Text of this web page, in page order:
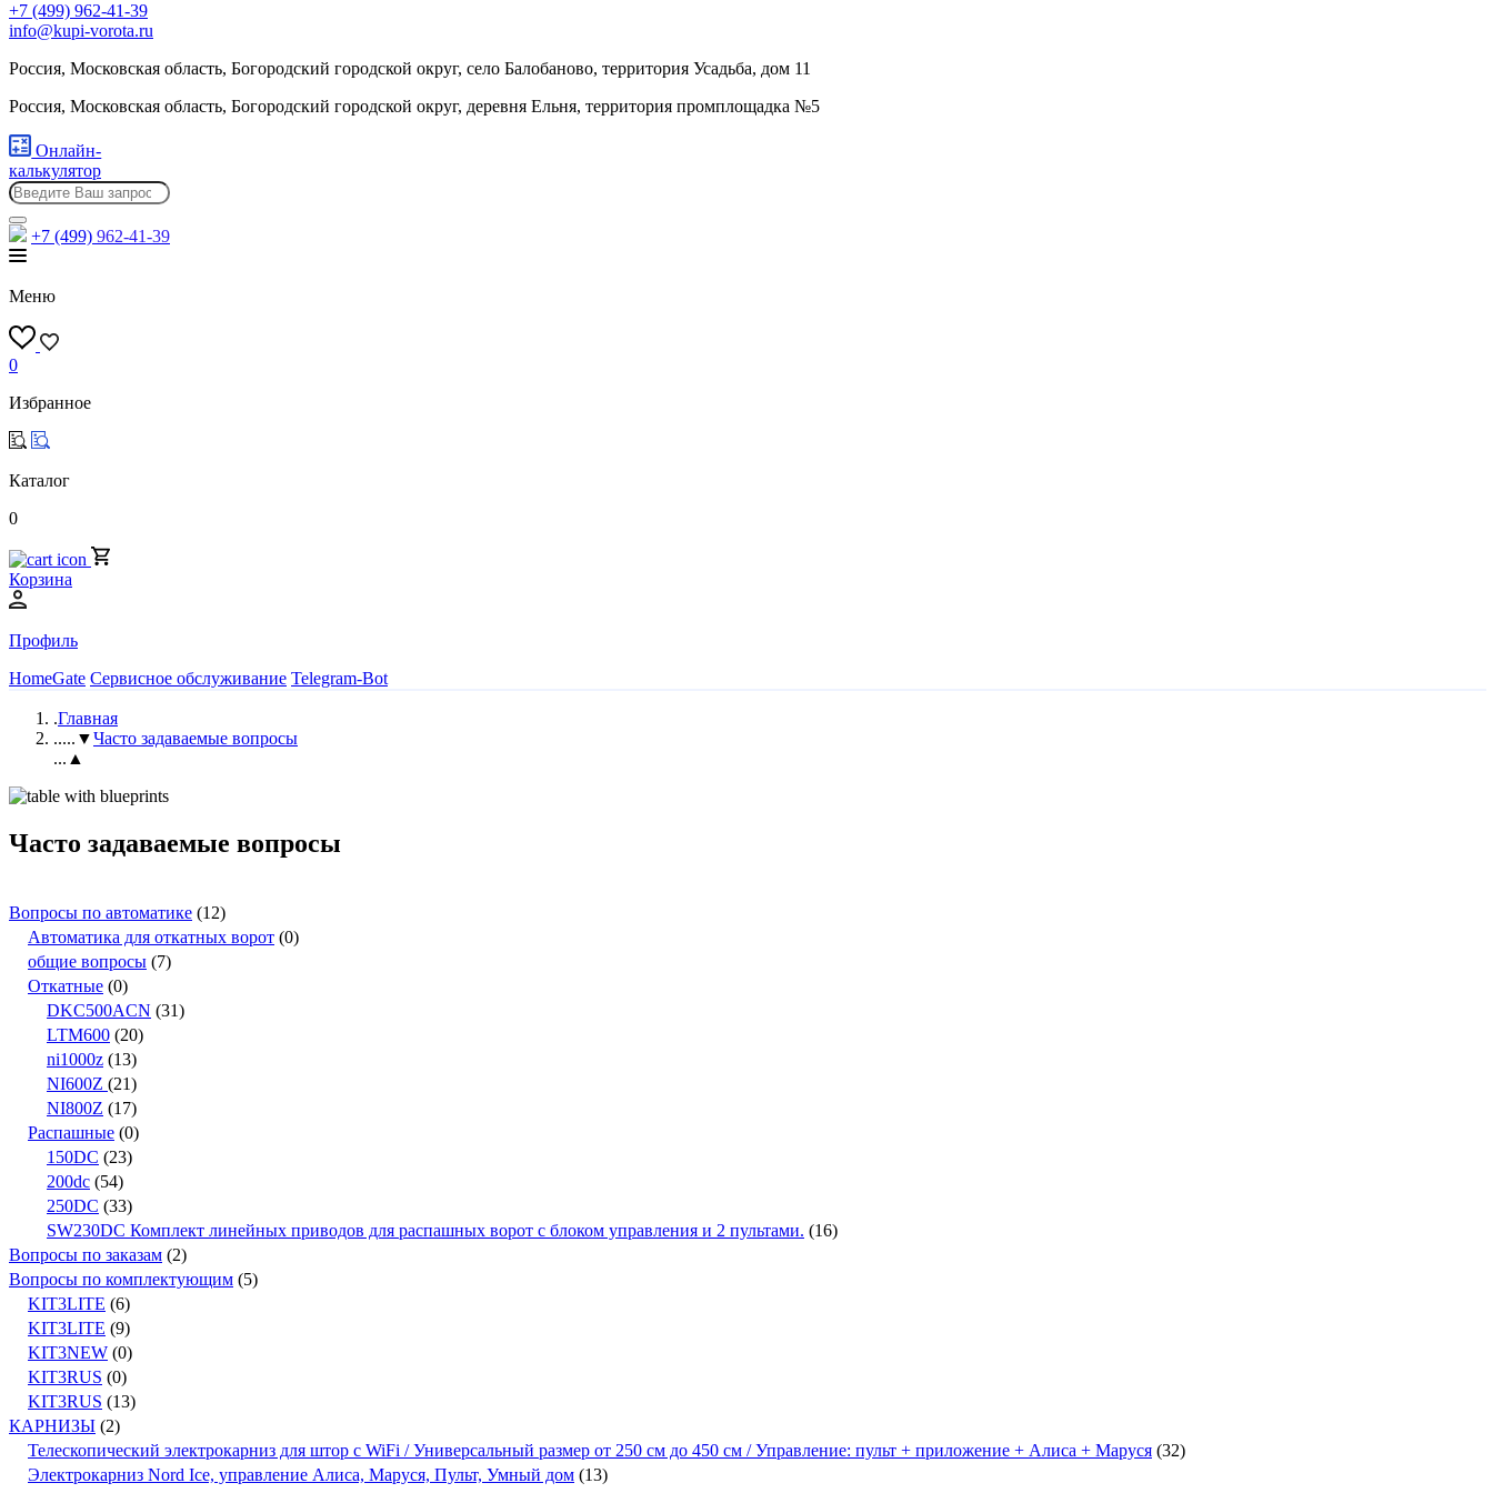
+7 (499) 962-41-39
info@kupi-vorota.ru
Россия, Московская область, Богородский городской округ, село Балобаново, территория Усадьба, дом 11
Россия, Московская область, Богородский городской округ, деревня Ельня, территория промплощадка №5
Онлайн-
калькулятор
+7 (499) 962-41-39
Меню
0
Избранное
Каталог
0
Корзина
Профиль
HomeGate Сервисное обслуживание Telegram-Bot
.Главная
.....▼Часто задаваемые вопросы
...▲
Часто задаваемые вопросы
Вопросы по автоматике (12)
Автоматика для откатных ворот (0)
общие вопросы (7)
Откатные (0)
DKC500ACN (31)
LTM600 (20)
ni1000z (13)
NI600Z (21)
NI800Z (17)
Распашные (0)
150DC (23)
200dc (54)
250DC (33)
SW230DC Комплект линейных приводов для распашных ворот с блоком управления и 2 пультами. (16)
Вопросы по заказам (2)
Вопросы по комплектующим (5)
KIT3LITE (6)
KIT3LITE (9)
KIT3NEW (0)
KIT3RUS (0)
KIT3RUS (13)
КАРНИЗЫ (2)
Телескопический электрокарниз для штор с WiFi / Универсальный размер от 250 см до 450 см / Управление: пульт + приложение + Алиса + Маруся (32)
Электрокарниз Nord Ice, управление Алиса, Маруся, Пульт, Умный дом (13)